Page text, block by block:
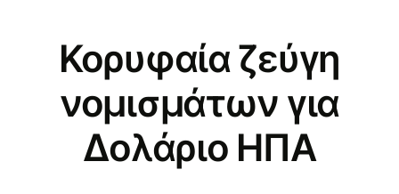
Κορυφαία ζεύγη
νομισμάτων για
Δολάριο ΗΠΑ